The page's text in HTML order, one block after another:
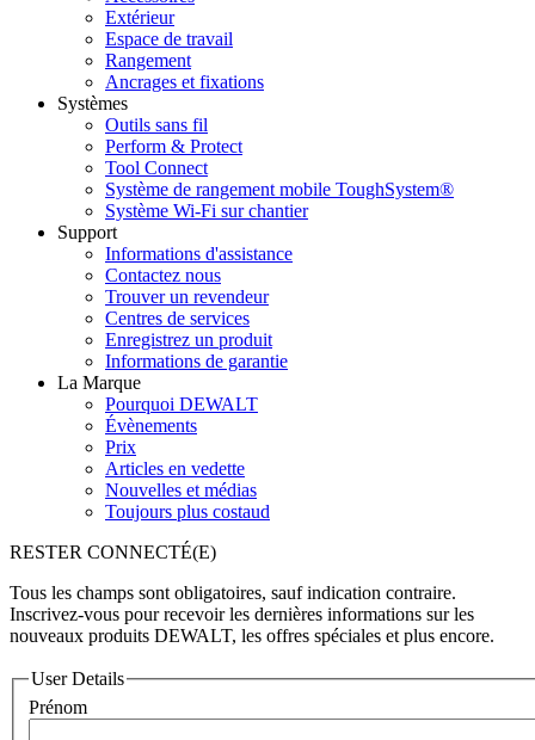
Extérieur
Espace de travail
Rangement
Ancrages et fixations
Systèmes
Outils sans fil
Perform & Protect
Tool Connect
Système de rangement mobile ToughSystem®
Système Wi-Fi sur chantier
Support
Informations d'assistance
Contactez nous
Trouver un revendeur
Centres de services
Enregistrez un produit
Informations de garantie
La Marque
Pourquoi DEWALT
Évènements
Prix
Articles en vedette
Nouvelles et médias
Toujours plus costaud
RESTER CONNECTÉ(E)
Tous les champs sont obligatoires, sauf indication contraire.
Inscrivez-vous pour recevoir les dernières informations sur les
nouveaux produits DEWALT, les offres spéciales et plus encore.
User Details
Prénom